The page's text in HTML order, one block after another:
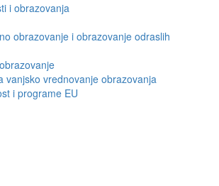
i obrazovanja
obrazovanje i obrazovanje odraslih
vanjsko vrednovanje obrazovanja
i programe EU